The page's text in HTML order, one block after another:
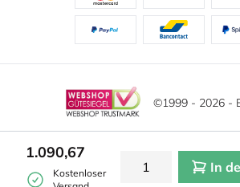
1.090,67
Kostenloser
In
©1999 - 2026 -
Haftungsausschluss
Allgemeine Geschäftsbedingungen